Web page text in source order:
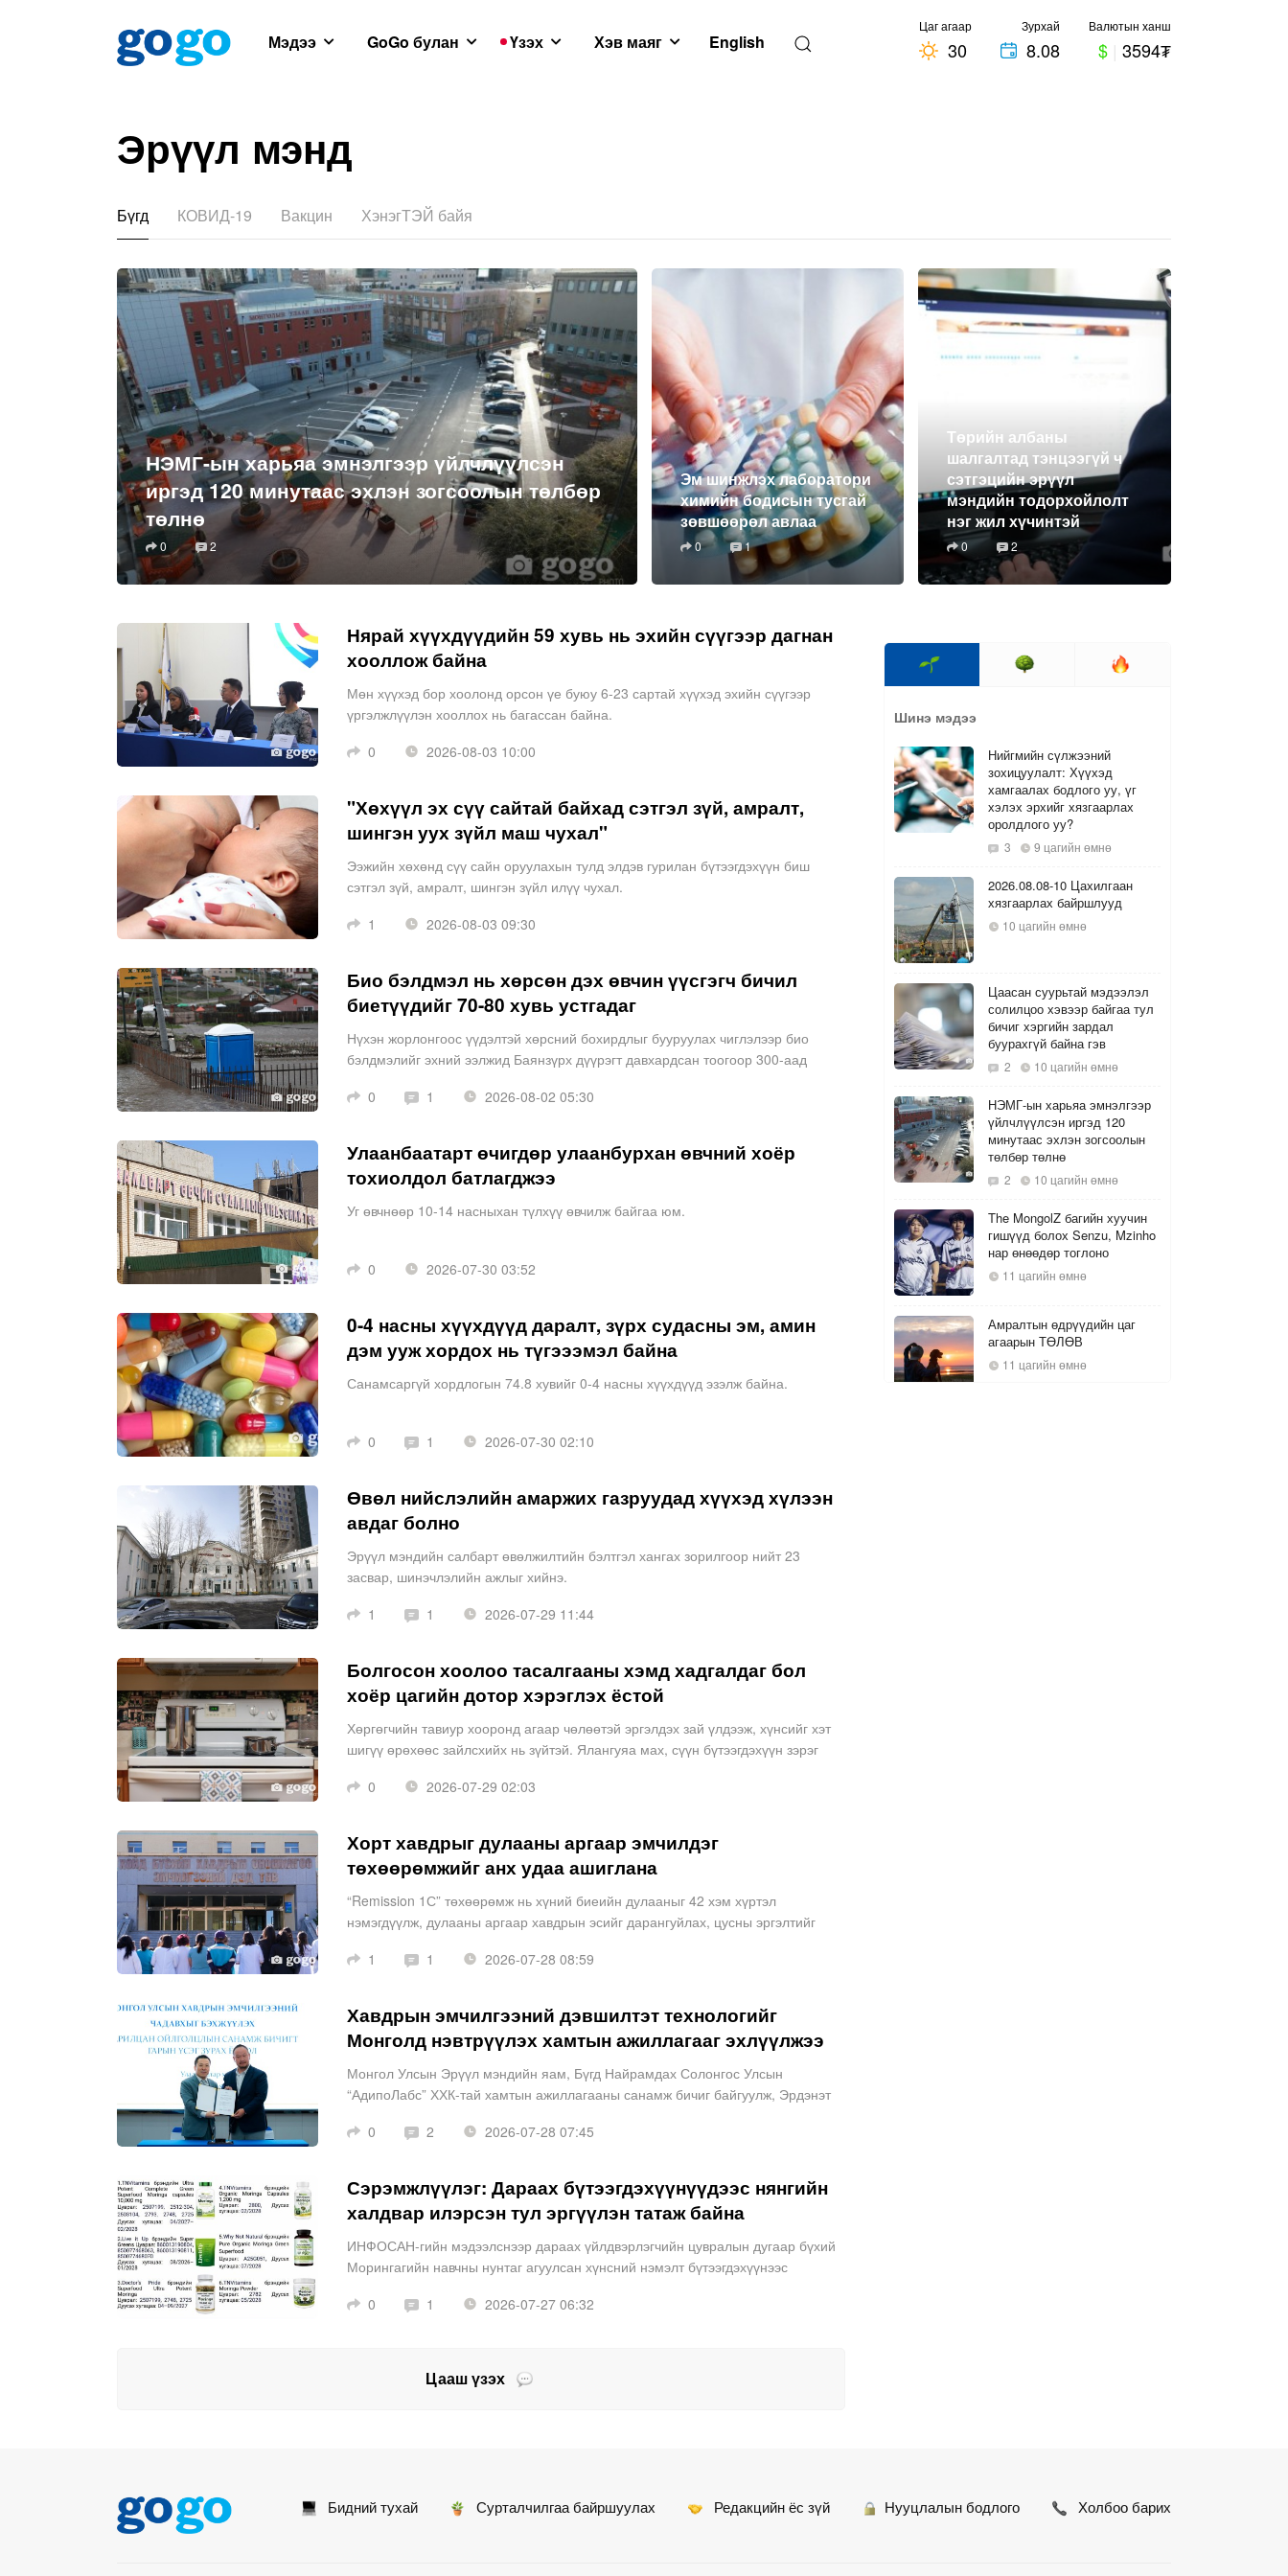
Мэдээ GoGo булан Үзэх Хэв маяг English
Цаг агаар
30
Зурхай
8.08
Валютын ханш
$ | 3594₮
Эрүүл мэнд
Бүгд КОВИД-19 Вакцин ХэнэгТЭЙ байя
НЭМГ-ын харьяа эмнэлгээр үйлчлүүлсэн
иргэд 120 минутаас эхлэн зогсоолын төлбөр
төлнө
0 2
Эм шинжлэх лаборатори
химийн бодисын тусгай
зөвшөөрөл авлаа
0 1
Төрийн албаны
шалгалтад тэнцээгүй ч
сэтгэцийн эрүүл
мэндийн тодорхойлолт
нэг жил хүчинтэй
0 2
Нярай хүүхдүүдийн 59 хувь нь эхийн сүүгээр дагнан
хооллож байна
Мөн хүүхэд бор хоолонд орсон үе буюу 6-23 сартай хүүхэд эхийн сүүгээр
үргэлжлүүлэн хооллох нь багассан байна.
0
2026-08-03 10:00
"Хөхүүл эх сүү сайтай байхад сэтгэл зүй, амралт,
шингэн уух зүйл маш чухал"
Ээжийн хөхөнд сүү сайн оруулахын тулд элдэв гурилан бүтээгдэхүүн биш
сэтгэл зүй, амралт, шингэн зүйл илүү чухал.
1
2026-08-03 09:30
Био бэлдмэл нь хөрсөн дэх өвчин үүсгэгч бичил
биетүүдийг 70-80 хувь устгадаг
Нүхэн жорлонгоос үүдэлтэй хөрсний бохирдлыг бууруулах чиглэлээр био
бэлдмэлийг эхний ээлжид Баянзүрх дүүрэгт давхардсан тоогоор 300-аад
0
1 2026-08-02 05:30
Улаанбаатарт өчигдөр улаанбурхан өвчний хоёр
тохиолдол батлагджээ
Уг өвчнөөр 10-14 насныхан түлхүү өвчилж байгаа юм.
0 2026-07-30 03:52
0-4 насны хүүхдүүд даралт, зүрх судасны эм, амин
дэм ууж хордох нь түгэээмэл байна
Санамсаргүй хордлогын 74.8 хувийг 0-4 насны хүүхдүүд эзэлж байна.
0 1 2026-07-30 02:10
Өвөл нийслэлийн амаржих газруудад хүүхэд хүлээн
авдаг болно
Эрүүл мэндийн салбарт өвөлжилтийн бэлтгэл хангах зорилгоор нийт 23
засвар, шинэчлэлийн ажлыг хийнэ.
1
1 2026-07-29 11:44
Болгосон хоолоо тасалгааны хэмд хадгалдаг бол
хоёр цагийн дотор хэрэглэх ёстой
Хөргөгчийн тавиур хооронд агаар чөлөөтэй эргэлдэх зай үлдээж, хүнсийг хэт
шигүү өрөхөөс зайлсхийх нь зүйтэй. Ялангуяа мах, сүүн бүтээгдэхүүн зэрэг
0
2026-07-29 02:03
Хорт хавдрыг дулааны аргаар эмчилдэг
төхөөрөмжийг анх удаа ашиглана
“Remission 1С” төхөөрөмж нь хүний биеийн дулааныг 42 хэм хүртэл
нэмэгдүүлж, дулааны аргаар хавдрын эсийг дарангуйлах, цусны эргэлтийг
1
1 2026-07-28 08:59
Хавдрын эмчилгээний дэвшилтэт технологийг
Монголд нэвтрүүлэх хамтын ажиллагааг эхлүүлжээ
Монгол Улсын Эрүүл мэндийн яам, Бүгд Найрамдах Солонгос Улсын
“АдипоЛабс” ХХК-тай хамтын ажиллагааны санамж бичиг байгуулж, Эрдэнэт
0
2 2026-07-28 07:45
Сэрэмжлүүлэг: Дараах бүтээгдэхүүнүүдээс нянгийн
халдвар илэрсэн тул эргүүлэн татаж байна
ИНФОСАН-гийн мэдээлснээр дараах үйлдвэрлэгчийн цувралын дугаар бүхий
Морингагийн навчны нунтаг агуулсан хүнсний нэмэлт бүтээгдэхүүнээс
0
1 2026-07-27 06:32
Цааш үзэх
Шинэ мэдээ
Нийгмийн сүлжээний
зохицуулалт: Хүүхэд
хамгаалах бодлого уу, үг
хэлэх эрхийг хязгаарлах
оролдлого уу?
3 9 цагийн өмнө
2026.08.08-10 Цахилгаан
хязгаарлах байршлууд
10 цагийн өмнө
Цаасан суурьтай мэдээлэл
солилцоо хэвээр байгаа тул
бичиг хэргийн зардал
буурахгүй байна гэв
2 10 цагийн өмнө
НЭМГ-ын харьяа эмнэлгээр
үйлчлүүлсэн иргэд 120
минутаас эхлэн зогсоолын
төлбөр төлнө
2 10 цагийн өмнө
The MongolZ багийн хуучин
гишүүд болох Senzu, Mzinho
нар өнөөдөр тоглоно
11 цагийн өмнө
Амралтын өдрүүдийн цаг
агаарын ТӨЛӨВ
11 цагийн өмнө
Бидний тухай Сурталчилгаа байршуулах Редакцийн ёс зүй Нууцлалын бодлого Холбоо барих